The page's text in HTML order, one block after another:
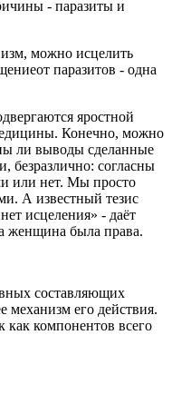
- паразиты и
можно исцелить
паразитов - одна
яростной
Конечно, можно
ли выводы сделанные
согласны
или нет. Мы просто
А известный тезис
исцеления» - даёт
женщина была права.
составляющих
механизм его действия.
как компонентов всего